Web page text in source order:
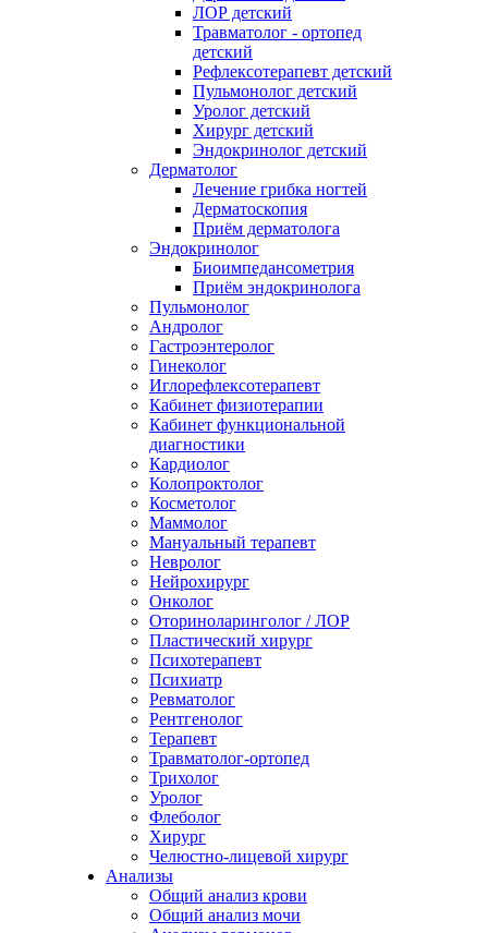
ЛОР детский
Травматолог - ортопед
детский
Рефлексотерапевт детский
Пульмонолог детский
Уролог детский
Хирург детский
Эндокринолог детский
Дерматолог
Лечение грибка ногтей
Дерматоскопия
Приём дерматолога
Эндокринолог
Биоимпедансометрия
Приём эндокринолога
Пульмонолог
Андролог
Гастроэнтеролог
Гинеколог
Иглорефлексотерапевт
Кабинет физиотерапии
Кабинет функциональной
диагностики
Кардиолог
Колопроктолог
Косметолог
Маммолог
Мануальный терапевт
Невролог
Нейрохирург
Онколог
Оториноларинголог / ЛОР
Пластический хирург
Психотерапевт
Психиатр
Ревматолог
Рентгенолог
Терапевт
Травматолог-ортопед
Трихолог
Уролог
Флеболог
Хирург
Челюстно-лицевой хирург
Анализы
Общий анализ крови
Общий анализ мочи